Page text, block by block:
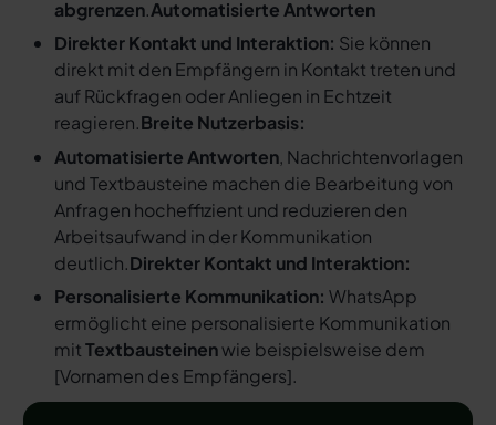
abgrenzen.Automatisierte Antworten
Direkter Kontakt und Interaktion: Sie können
direkt mit den Empfängern in Kontakt treten und
auf Rückfragen oder Anliegen in Echtzeit
reagieren.Breite Nutzerbasis:
Automatisierte Antworten, Nachrichtenvorlagen
und Textbausteine machen die Bearbeitung von
Anfragen hocheffizient und reduzieren den
Arbeitsaufwand in der Kommunikation
deutlich.Direkter Kontakt und Interaktion:
Personalisierte Kommunikation: WhatsApp
ermöglicht eine personalisierte Kommunikation
mitTextbausteinenwie beispielsweise dem
[Vornamen des Empfängers].